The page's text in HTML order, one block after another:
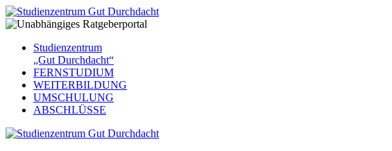
Studienzentrum
„Gut Durchdacht“
FERNSTUDIUM
WEITERBILDUNG
UMSCHULUNG
ABSCHLÜSSE